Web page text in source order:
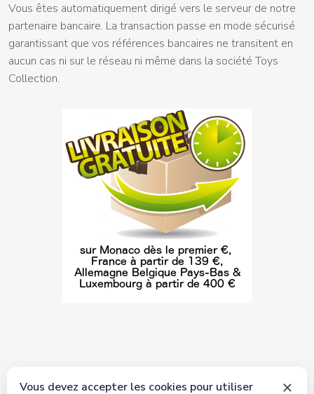
Vous êtes automatiquement dirigé vers le serveur de notre
partenaire bancaire. La transaction passe en mode sécurisé
garantissant que vos références bancaires ne transitent en
aucun cas ni sur le réseau ni même dans la société Toys
Collection.
Vous devez accepter les cookies pour utiliser